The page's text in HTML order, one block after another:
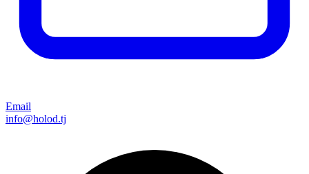
Email
info@holod.tj